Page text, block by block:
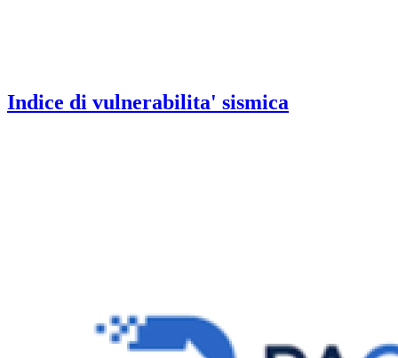
Indice di vulnerabilita' sismica